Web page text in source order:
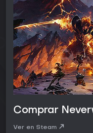
Comprar
Ver en Steam